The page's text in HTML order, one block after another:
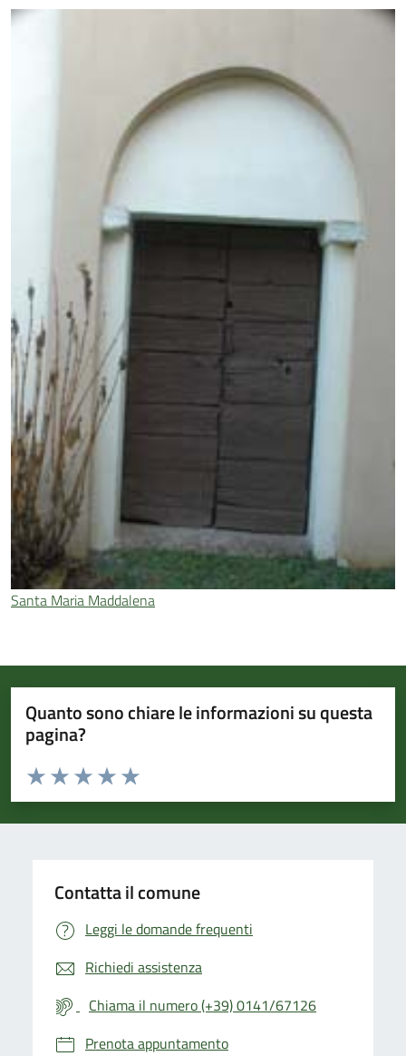
Santa Maria Maddalena
Quanto sono chiare le informazioni su questa
pagina?
Valuta da 1 a 5 stelle la pagina
Valuta 5 stelle su 5
Valuta 4 stelle su 5
Valuta 3 stelle su 5
Valuta 2 stelle su 5
Valuta 1 stelle su 5
Contatta il comune
Leggi le domande frequenti
Richiedi assistenza
Chiama il numero (+39) 0141/67126
Prenota appuntamento